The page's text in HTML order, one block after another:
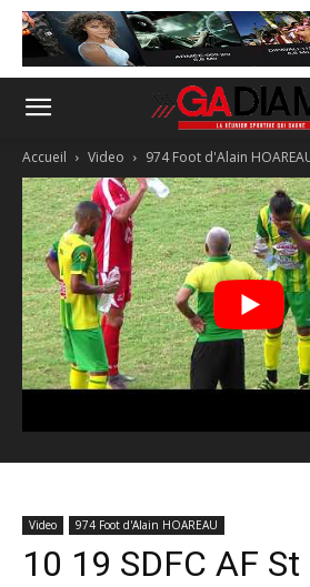
Accueil Video 974 Foot d'Alain
Video 974 Foot d'Alain HOAREAU
10 19 SDFC AF